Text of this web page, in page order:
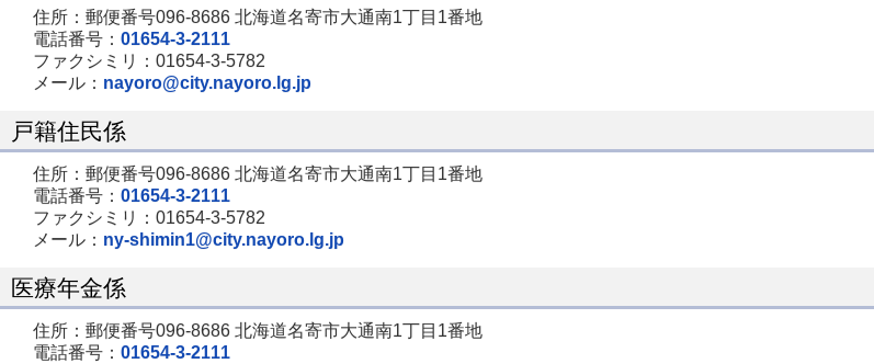
住所：郵便番号096-8686 北海道名寄市大通南1丁目1番地
電話番号： 01654-3-2111
ファクシミリ：01654-3-5782
メール： nayoro@city.nayoro.lg.jp
戸籍住民係
住所：郵便番号096-8686 北海道名寄市大通南1丁目1番地
電話番号： 01654-3-2111
ファクシミリ：01654-3-5782
メール： ny-shimin1@city.nayoro.lg.jp
医療年金係
住所：郵便番号096-8686 北海道名寄市大通南1丁目1番地
電話番号： 01654-3-2111